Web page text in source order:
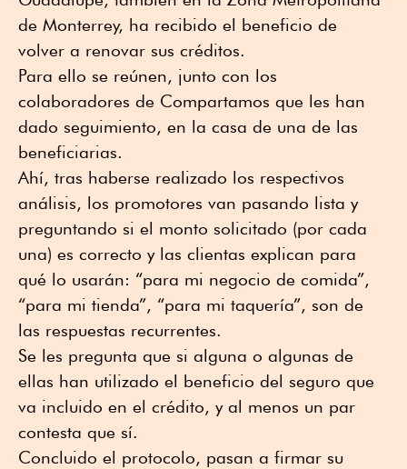
de Monterrey, ha recibido el beneficio de
volver a renovar sus créditos.
Para ello se reúnen, junto con los
colaboradores de Compartamos que les han
dado seguimiento, en la casa de una de las
beneficiarias.
Ahí, tras haberse realizado los respectivos
análisis, los promotores van pasando lista y
preguntando si el monto solicitado (por cada
una) es correcto y las clientas explican para
qué lo usarán: “para mi negocio de comida”,
“para mi tienda”, “para mi taquería”, son de
las respuestas recurrentes.
Se les pregunta que si alguna o algunas de
ellas han utilizado el beneficio del seguro que
va incluido en el crédito, y al menos un par
contesta que sí.
Concluido el protocolo, pasan a firmar su